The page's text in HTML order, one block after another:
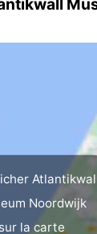
Noordwijk
sur la carte